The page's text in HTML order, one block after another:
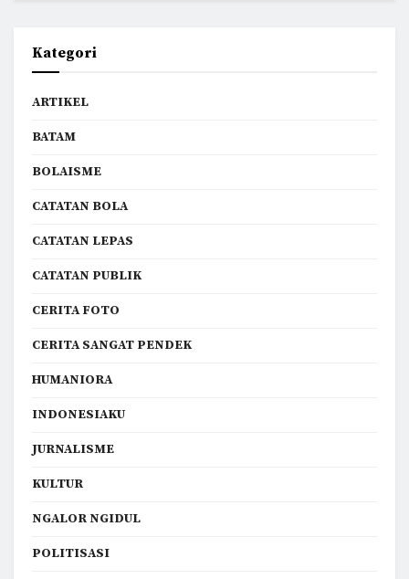
Kategori
ARTIKEL
BATAM
BOLAISME
CATATAN BOLA
CATATAN LEPAS
CATATAN PUBLIK
CERITA FOTO
CERITA SANGAT PENDEK
HUMANIORA
INDONESIAKU
JURNALISME
KULTUR
NGALOR NGIDUL
POLITISASI